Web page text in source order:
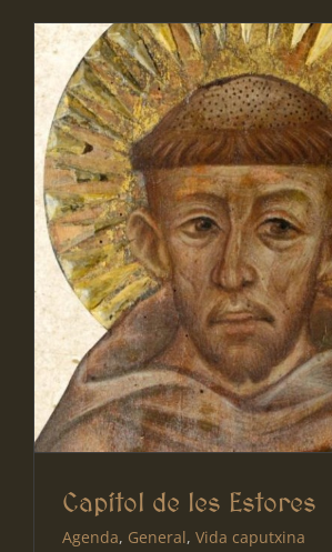
Capítol de les Estores
Agenda, General, Vida caputxina